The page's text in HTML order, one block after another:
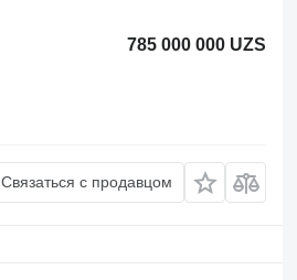
785 000 000 UZS
Связаться с продавцом